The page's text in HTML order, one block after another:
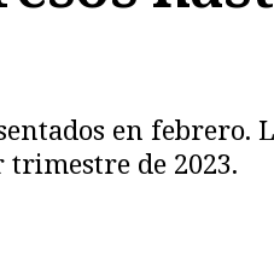
en febrero.
de 2023.